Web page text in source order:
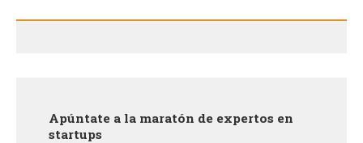
Apúntate a la maratón de expertos en
startups